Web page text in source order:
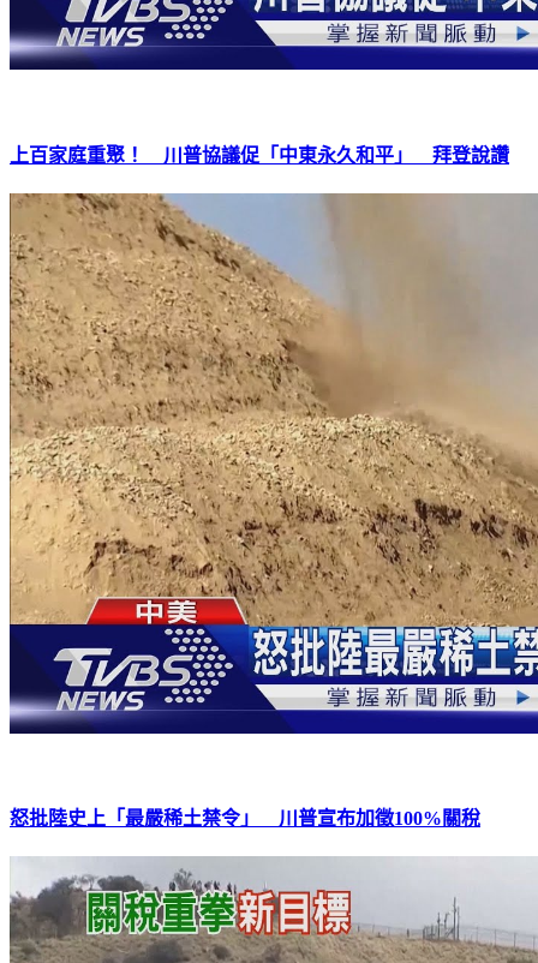
上百家庭重聚！ 川普協議促「中東永久和平」 拜登說讚
怒批陸史上「最嚴稀土禁令」 川普宣布加徵100%關稅